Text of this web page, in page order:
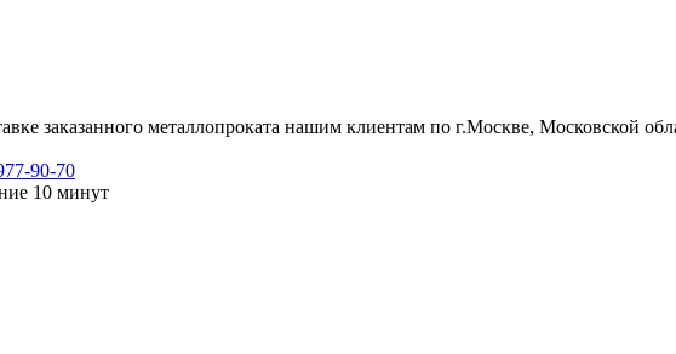
заказанного металлопроката нашим клиентам по г.Москве, Московской
90-70
10 минут